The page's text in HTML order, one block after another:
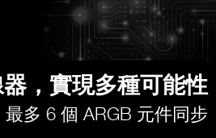
，實現多種可能性
最多 6 個 ARGB 元件同步